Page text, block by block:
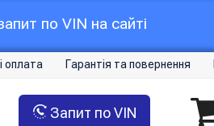
по VIN на сайті
оплата Гарантія та повернення
Запит по VIN